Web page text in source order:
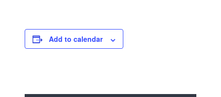
Add to calendar